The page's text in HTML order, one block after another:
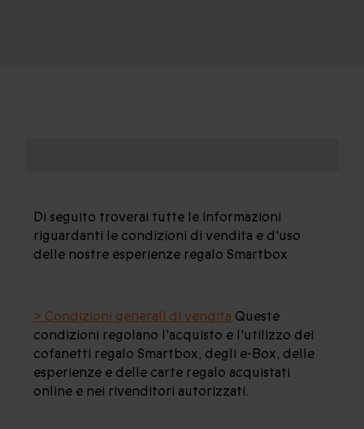
Di seguito troverai tutte le informazioni
riguardanti le condizioni di vendita e d'uso
delle nostre esperienze regalo Smartbox
> Condizioni generali di vendita Queste
condizioni regolano l'acquisto e l'utilizzo dei
cofanetti regalo Smartbox, degli e-Box, delle
esperienze e delle carte regalo acquistati
online e nei rivenditori autorizzati.